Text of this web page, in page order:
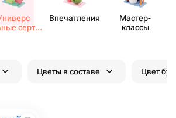
серти​
Впеча​тления
Мастер-​
классы
Цветы в составе Цвет